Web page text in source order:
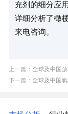
充剂的细分应
详细分析了橄
来电咨询。
上一篇：全球及中国
下一篇：全球及中国